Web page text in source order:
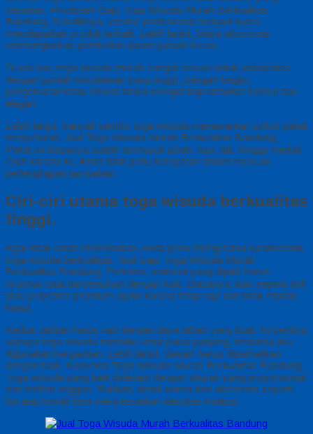
sepadan. Produsen Baju Toga Wisuda Murah Berkualitas
Bandung, Sebaliknya, vendor profesional menjadi kunci
mendapatkan produk terbaik. Lebih lanjut, biaya ekonomis
memungkinkan pembelian dalam jumlah besar.
Di sisi lain, toga wisuda murah sangat sesuai untuk universitas
dengan jumlah wisudawan yang tinggi. Dengan begitu,
pengeluaran tetap efisien tanpa mengurangi tampilan formal dan
elegan.
Lebih lanjut, banyak vendor toga wisuda menawarkan solusi paket
menyeluruh. Jual Toga Wisuda Murah Berkualitas Bandung,
Paket ini biasanya sudah termasuk jubah, topi, tali, hingga medali.
Oleh karena itu, Anda tidak perlu kerepotan dalam mencari
perlengkapan tambahan.
Ciri-ciri utama toga wisuda berkualitas
tinggi.
Agar tidak salah menentukan, Anda perlu mengetahui karakteristik
toga wisuda berkualitas. Jual Baju Toga Wisuda Murah
Berkualitas Bandung, Pertama, material yang dipilih harus
nyaman saat bersentuhan dengan kulit. Biasanya, kain seperti drill
atau polyester premium dipilih karena tetap rapi dan tidak mudah
kusut.
Kedua, jahitan harus rapi dengan daya tahan yang kuat. Ini penting
supaya toga wisuda memiliki umur pakai panjang, terutama jika
digunakan bergantian. Lebih lanjut, desain harus diperhatikan
dengan baik. Konveksi Toga Wisuda Murah Berkualitas Bandung,
Toga wisuda yang baik didesain dengan ukuran yang proporsional
dan terlihat anggun. Bahkan, detail warna dan aksesoris seperti
list atau bordir bisa menyesuaikan identitas institusi.